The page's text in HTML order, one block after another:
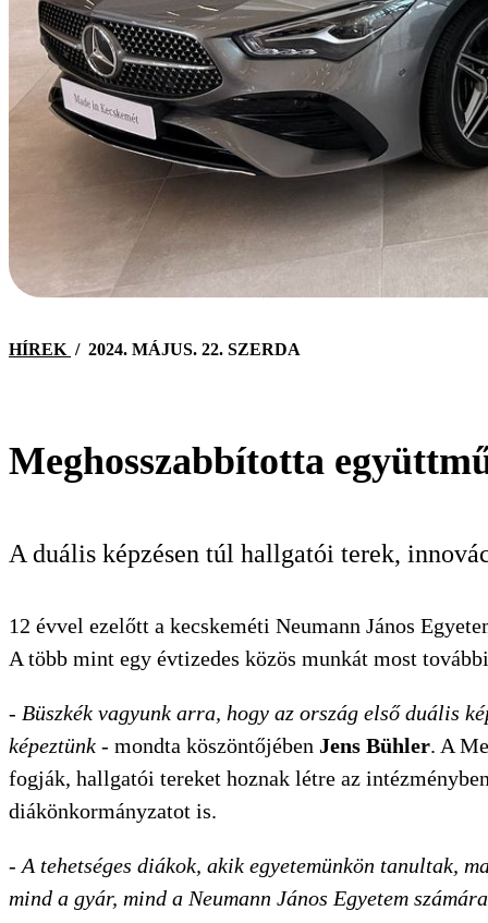
KERESÉS
HÍREK / 2024. MÁJUS. 22. SZERDA
Meghosszabbította
A duális képzésen túl hallgatói terek,
12 évvel ezelőtt a kecskeméti Neumann János
A több mint egy évtizedes közös munkát most
- Büszkék vagyunk arra, hogy az ország első duális
képeztünk - mondta köszöntőjében Jens Bühler. A
fogják, hallgatói tereket hoznak létre az
diákönkormányzatot is.
- A tehetséges diákok, akik egyetemünkön tanultak,
mind a gyár, mind a Neumann János Egyetem számára